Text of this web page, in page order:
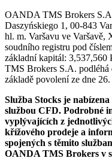
OANDA TMS Brokers
Daszyńskiego 1, 00-843
hl. m. Varšavu ve Varšavě,
soudního registru pod
základní kapitál:
TMS Brokers S.A. podléhá
základě povolení ze dne
Služba Stocks je
službou CFD. Podrobné
vyplývajících z
křížového prodeje a
spojených s těmito
OANDA TMS Brokers v